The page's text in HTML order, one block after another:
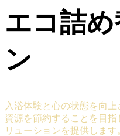
エコ詰
ン
入浴体験と心の状態を向上
資源を節約することを目
リューションを提供します